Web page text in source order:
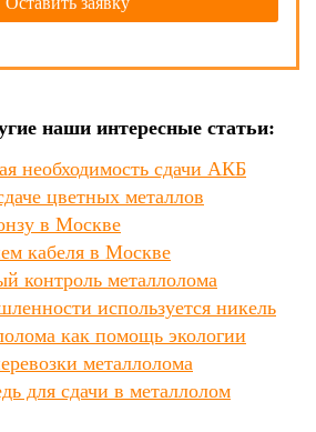
наши интересные статьи:
необходимость сдачи АКБ
цветных металлов
в Москве
кабеля в Москве
контроль металлолома
используется никель
как помощь экологии
металлолома
для сдачи в металлолом